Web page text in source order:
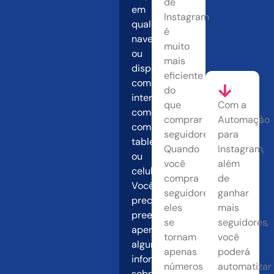
em
qualquer
navegador
ou
dispositivo
com
internet,
como
computador,
tablet
ou
celular.
Você
precisará
preencher
apenas
algumas
informações
Instagram
é
muito
mais
eficiente
do
que
comprar
seguidores.
Quando
você
compra
seguidores,
eles
se
tornam
apenas
números
Com a
Automação
para
Instagram,
além
de
ganhar
mais
seguidores,
você
poderá
automatizar